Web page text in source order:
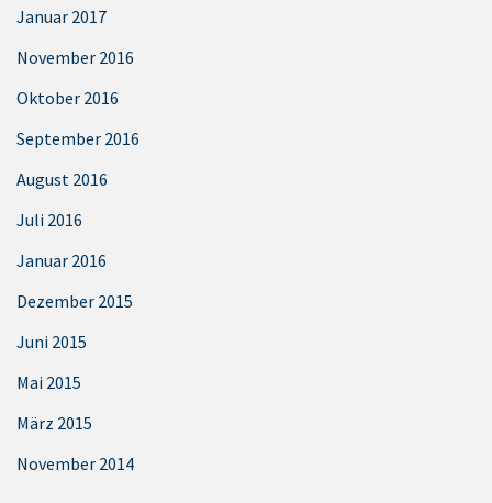
Januar 2017
November 2016
Oktober 2016
September 2016
August 2016
Juli 2016
Januar 2016
Dezember 2015
Juni 2015
Mai 2015
März 2015
November 2014